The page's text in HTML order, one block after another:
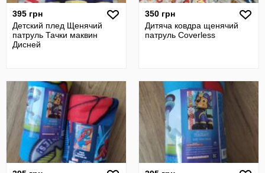
395 грн
Детский плед Щенячий
патруль Тачки маквин
Дисней
350 грн
Дитяча ковдра щенячий
патруль Coverless